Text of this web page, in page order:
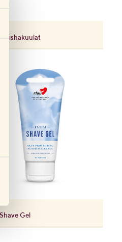
-geishakuulat
Gel